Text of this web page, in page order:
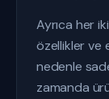
Ayrıca her
özellikler ve
nedenle
zamanda